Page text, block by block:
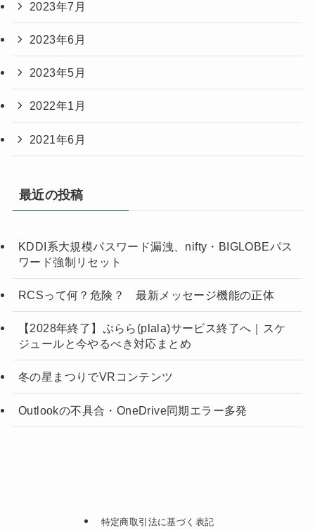
2023年7月
2023年6月
2023年5月
2022年1月
2021年6月
最近の投稿
KDDI系大規模パスワード漏洩、nifty・BIGLOBEパス
ワード強制リセット
RCSって何？危険？ 最新メッセージ機能の正体
【2028年終了】ぷらら(plala)サービス終了へ｜スケ
ジュールと今やるべき対応まとめ
冬の星まつりでVRコンテンツ
Outlookの不具合・OneDrive同期エラー多発
特定商取引法に基づく表記